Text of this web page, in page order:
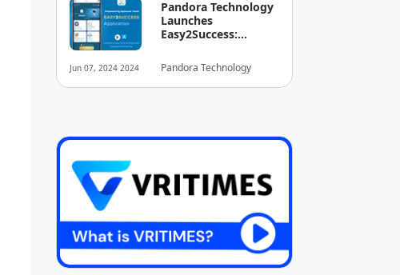
Jun 07, 2024 2024
Pandora Technology
Launches
Easy2Success:
Integrated Youth
Empowerment App
Pandora Technology